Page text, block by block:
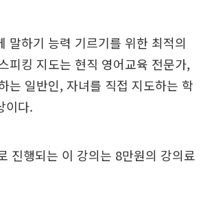
말하기 능력 기르기를 위한 최적의
피킹 지도는 현직 영어교육 전문가,
는 일반인, 자녀를 직접 지도하는 학
이다.
진행되는 이 강의는 8만원의 강의료